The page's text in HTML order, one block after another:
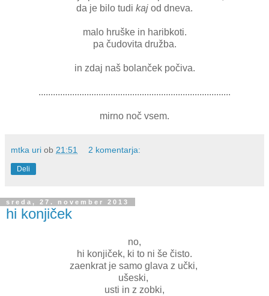
da je bilo tudi kaj od dneva.
malo hruške in haribkoti.
pa čudovita družba.
in zdaj naš bolanček počiva.
................................................................................
mirno noč vsem.
mtka uri ob 21:51 2 komentarja:
Deli
sreda, 27. november 2013
hi konjiček
no,
hi konjiček, ki to ni še čisto.
zaenkrat je samo glava z učki,
ušeski,
usti in z zobki,